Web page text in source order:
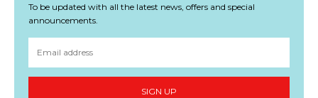
To be updated with all the latest news, offers and special
announcements.
SIGN UP